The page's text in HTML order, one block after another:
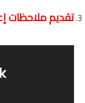
تقديم ملاحظات